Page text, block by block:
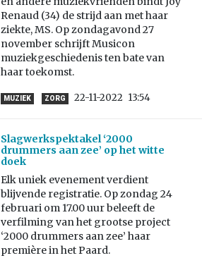
Renaud (34) de strijd aan met haar
ziekte, MS. Op zondagavond 27
november schrijft Musicon
muziekgeschiedenis ten bate van
haar toekomst.
MUZIEK ZORG 22-11-2022 13:54
Slagwerkspektakel ‘2000
drummers aan zee’ op het witte
doek
Elk uniek evenement verdient
blijvende registratie. Op zondag 24
februari om 17.00 uur beleeft de
verfilming van het grootse project
‘2000 drummers aan zee’ haar
première in het Paard.